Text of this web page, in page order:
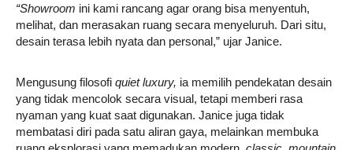
“Showroom ini kami rancang agar orang bisa menyentuh,
melihat, dan merasakan ruang secara menyeluruh. Dari situ,
desain terasa lebih nyata dan personal,” ujar Janice.
Mengusung filosofi quiet luxury, ia memilih pendekatan desain
yang tidak mencolok secara visual, tetapi memberi rasa
nyaman yang kuat saat digunakan. Janice juga tidak
membatasi diri pada satu aliran gaya, melainkan membuka